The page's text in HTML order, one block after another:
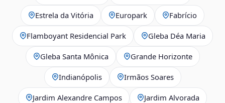
Estrela da Vitória Europark Fabrício
Flamboyant Residencial Park Gleba Déa Maria
Gleba Santa Mônica Grande Horizonte
Indianópolis Irmãos Soares
Jardim Alexandre Campos Jardim Alvorada